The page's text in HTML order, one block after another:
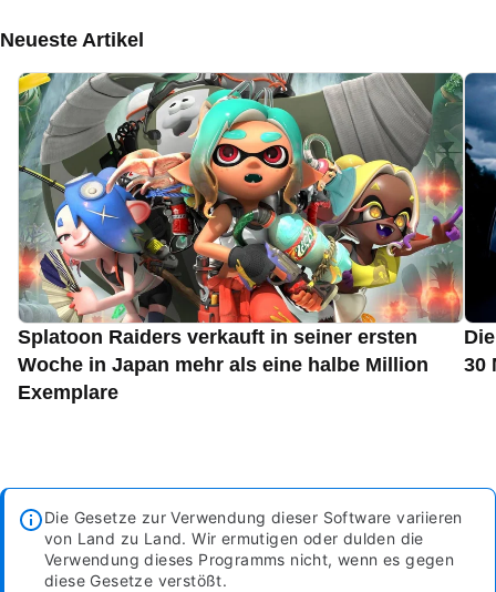
Neueste Artikel
Splatoon Raiders verkauft in seiner ersten
Woche in Japan mehr als eine halbe Million
Exemplare
30
Die Gesetze zur Verwendung dieser Software variieren
von Land zu Land. Wir ermutigen oder dulden die
Verwendung dieses Programms nicht, wenn es gegen
diese Gesetze verstößt.